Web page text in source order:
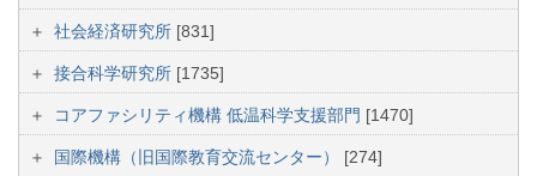
社会経済研究所 [831]
接合科学研究所 [1735]
コアファシリティ機構 低温科学支援部門 [1470]
国際機構（旧国際教育交流センター） [274]